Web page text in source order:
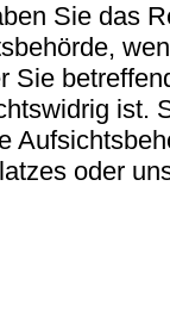
Sie das
Sie
ist.
oder